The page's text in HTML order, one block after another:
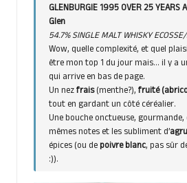
GLENBURGIE 1995 OVER 25 YEARS
Glen
54.7% SINGLE MALT WHISKY
Wow, quelle complexité, et quel
être mon top 1 du jour mais… il y a
qui arrive en bas de page.
Un nezfrais(menthe?),fruité
tout en gardant un côté céréalier.
Une bouche onctueuse,
mêmes notes et les subliment d’
épices (ou depoivre blanc, pas sûr
:)).